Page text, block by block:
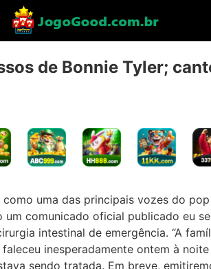
de Bonnie Tyler;
uma das principais vozes do
um comunicado oficial publicado eu
intestinal de emergência. “A
inesperadamente ontem à
sendo tratada. Em breve,